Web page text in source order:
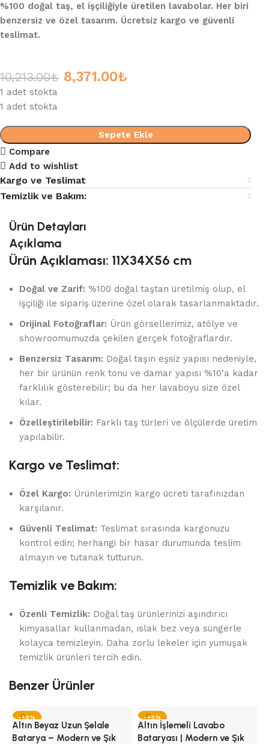
%100 doğal taş, el işçiliğiyle üretilen lavabolar. Her biri
benzersiz ve özel tasarım. Ücretsiz kargo ve güvenli
teslimat.
10,213.00₺ 8,371.00₺
1 adet stokta
1 adet stokta
Sepete Ekle
Compare
Add to wishlist
Kargo ve Teslimat
Temizlik ve Bakım:
Ürün Detayları
Açıklama
Ürün Açıklaması: 11X34X56 cm
Doğal ve Zarif: %100 doğal taştan üretilmiş olup, el
işçiliği ile sipariş üzerine özel olarak tasarlanmaktadır.
Orijinal Fotoğraflar: Ürün görsellerimiz, atölye ve
showroomumuzda çekilen gerçek fotoğraflardır.
Benzersiz Tasarım: Doğal taşın eşsiz yapısı nedeniyle,
her bir ürünün renk tonu ve damar yapısı %10’a kadar
farklılık gösterebilir; bu da her lavaboyu size özel
kılar.
Özelleştirilebilir: Farklı taş türleri ve ölçülerde üretim
yapılabilir.
Kargo ve Teslimat:
Özel Kargo: Ürünlerimizin kargo ücreti tarafınızdan
karşılanır.
Güvenli Teslimat: Teslimat sırasında kargonuzu
kontrol edin; herhangi bir hasar durumunda teslim
almayın ve tutanak tutturun.
Temizlik ve Bakım:
Özenli Temizlik: Doğal taş ürünlerinizi aşındırıcı
kimyasallar kullanmadan, ıslak bez veya süngerle
kolayca temizleyin. Daha zorlu lekeler için yumuşak
temizlik ürünleri tercih edin.
Benzer Ürünler
-45%
Altın Beyaz Uzun Şelale
Batarya – Modern ve Şık
-45%
Altın İşlemeli Lavabo
Bataryası | Modern ve Şık